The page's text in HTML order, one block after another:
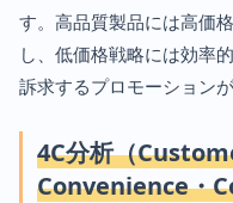
す。高品質製品には高価
し、低価格戦略には効率
訴求するプロモーションが
4C分析（
Convenience・